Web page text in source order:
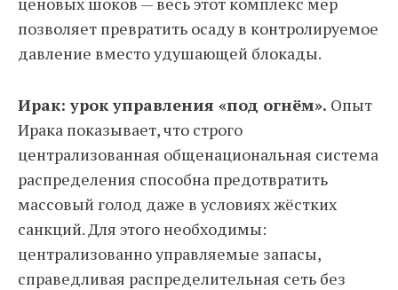
позволяет превратить осаду в контролируемое
давление вместо удушающей блокады.
Ирак: урок управления «под огнём». Опыт
Ирака показывает, что строго
централизованная общенациональная система
распределения способна предотвратить
массовый голод даже в условиях жёстких
санкций. Для этого необходимы:
централизованно управляемые запасы,
справедливая распределительная сеть без